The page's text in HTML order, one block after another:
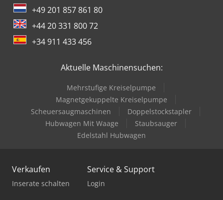
+49 201 857 861 80
+44 20 331 800 72
+34 911 433 456
Aktuelle Maschinensuchen:
Mehrstufige Kreiselpumpe
Magnetgekuppelte Kreiselpumpe
Scheuersaugmaschinen
Doppelstockstapler
Hubwagen Mit Waage
Staubsauger
Edelstahl Hubwagen
Verkaufen
Inserate schalten
Service & Support
Login